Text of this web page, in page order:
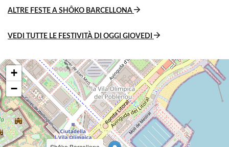
ALTRE FESTE A SHÔKO BARCELLONA
VEDI TUTTE LE FESTIVITÀ DI OGGI GIOVEDI